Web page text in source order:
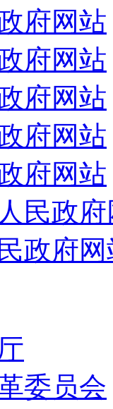
府网站
府网站
府网站
府网站
府网站
民政
政府网
委员会